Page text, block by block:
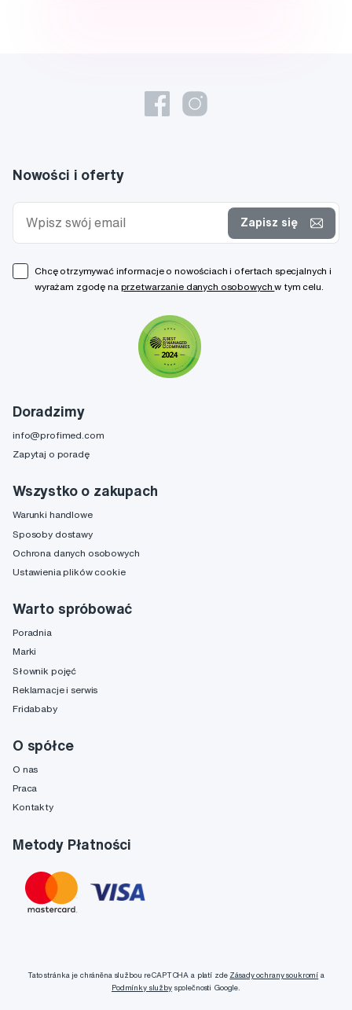
Doradzimy
info@profimed.com
Zapytaj o poradę
Wszystko o zakupach
Warunki handlowe
Sposoby dostawy
Ochrona danych osobowych
Ustawienia plików cookie
Warto spróbować
Poradnia
Marki
Słownik pojęć
Reklamacje i serwis
Fridababy
O spółce
O nas
Praca
Kontakty
Metody Płatności
Nowości i oferty
Zapisz się
Chcę otrzymywać informacje o nowościach i ofertach specjalnych i
wyrażam zgodę na przetwarzanie danych osobowychw tym celu.
Tato stránka je chráněna službou reCAPTCHA a platí zde Zásady ochrany soukromí a
Podmínky službyspolečnosti Google.